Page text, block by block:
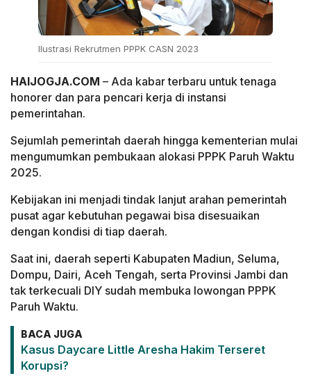
Ilustrasi Rekrutmen PPPK CASN 2023
HAIJOGJA.COM – Ada kabar terbaru untuk tenaga
honorer dan para pencari kerja di instansi
pemerintahan.
Sejumlah pemerintah daerah hingga kementerian mulai
mengumumkan pembukaan alokasi PPPK Paruh Waktu
2025.
Kebijakan ini menjadi tindak lanjut arahan pemerintah
pusat agar kebutuhan pegawai bisa disesuaikan
dengan kondisi di tiap daerah.
Saat ini, daerah seperti Kabupaten Madiun, Seluma,
Dompu, Dairi, Aceh Tengah, serta Provinsi Jambi dan
tak terkecuali DIY sudah membuka lowongan PPPK
Paruh Waktu.
BACA JUGA
Kasus Daycare Little Aresha Hakim Terseret
Korupsi?